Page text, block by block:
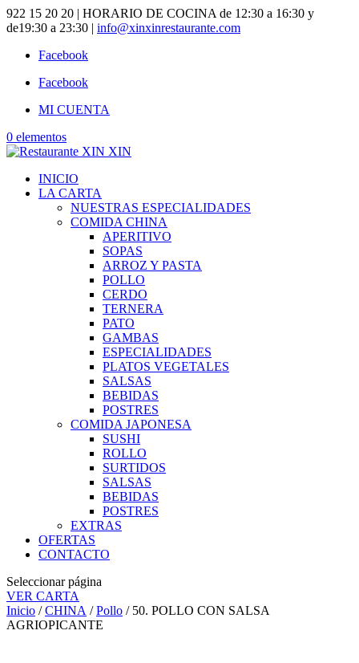
922 15 20 20 | HORARIO DE COCINA de 12:30 a 16:30 y
de19:30 a 23:30 | info@xinxinrestaurante.com
Facebook
Facebook
MI CUENTA
0 elementos
INICIO
LA CARTA
NUESTRAS ESPECIALIDADES
COMIDA CHINA
APERITIVO
SOPAS
ARROZ Y PASTA
POLLO
CERDO
TERNERA
PATO
GAMBAS
ESPECIALIDADES
PLATOS VEGETALES
SALSAS
BEBIDAS
POSTRES
COMIDA JAPONESA
SUSHI
ROLLO
SURTIDOS
SALSAS
BEBIDAS
POSTRES
EXTRAS
OFERTAS
CONTACTO
Seleccionar página
VER CARTA
Inicio /CHINA /Pollo / 50. POLLO CON SALSA
AGRIOPICANTE